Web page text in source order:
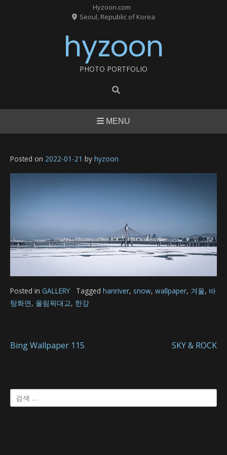
Hyzoon.com
Seoul, Republic of Korea
hyzoon
PHOTO PORTFOLIO
MENU
Posted on 2022-01-21 by hyzoon
Posted in GALLERY Tagged hanriver, snow, wallpaper, 겨울, 바
탕화면, 올림픽대교, 한강
글
비
Bing Wallpaper 115 SKY & ROCK
검
색: